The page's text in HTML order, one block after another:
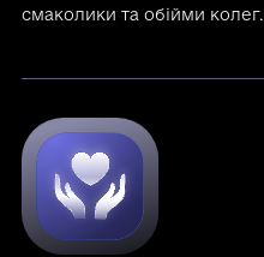
смаколики та обійми колег.